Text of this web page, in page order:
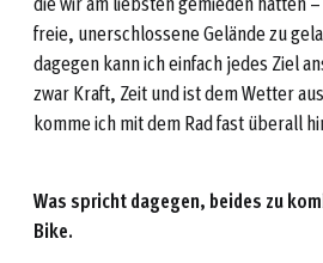
freie, unerschlossene Gelände zu
dagegen kann ich einfach jedes Ziel
zwar Kraft, Zeit und ist dem Wetter
komme ich mit dem Rad fast überall
Was spricht dagegen, beides zu
Bike.